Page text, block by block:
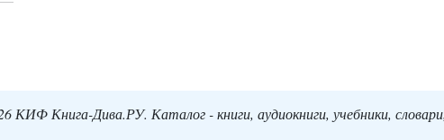
КИФ Книга-Дива.РУ. Каталог - книги, аудиокниги, учебники,